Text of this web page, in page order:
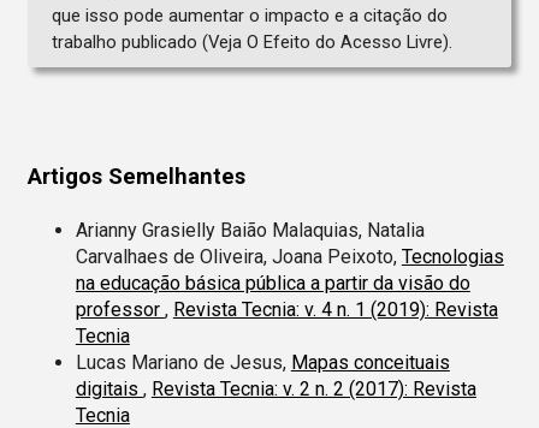
que isso pode aumentar o impacto e a citação do
trabalho publicado (Veja O Efeito do Acesso Livre).
Artigos Semelhantes
Arianny Grasielly Baião Malaquias, Natalia
Carvalhaes de Oliveira, Joana Peixoto, Tecnologias
na educação básica pública a partir da visão do
professor , Revista Tecnia: v. 4 n. 1 (2019): Revista
Tecnia
Lucas Mariano de Jesus, Mapas conceituais
digitais , Revista Tecnia: v. 2 n. 2 (2017): Revista
Tecnia